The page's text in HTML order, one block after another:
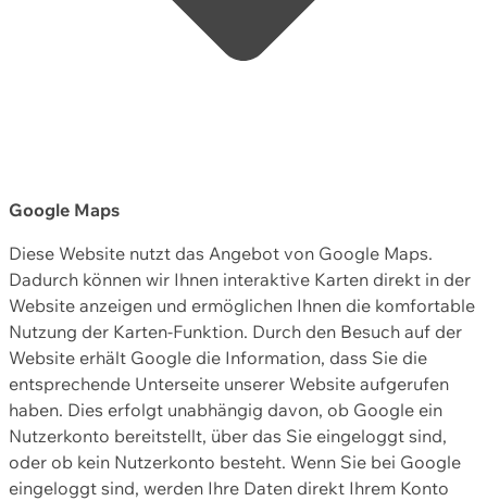
Google Maps
Diese Website nutzt das Angebot von Google Maps.
Dadurch können wir Ihnen interaktive Karten direkt in der
Website anzeigen und ermöglichen Ihnen die komfortable
Nutzung der Karten-Funktion. Durch den Besuch auf der
Website erhält Google die Information, dass Sie die
entsprechende Unterseite unserer Website aufgerufen
haben. Dies erfolgt unabhängig davon, ob Google ein
Nutzerkonto bereitstellt, über das Sie eingeloggt sind,
oder ob kein Nutzerkonto besteht. Wenn Sie bei Google
eingeloggt sind, werden Ihre Daten direkt Ihrem Konto